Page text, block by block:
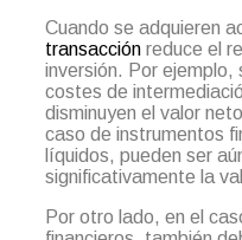
Cuando se adquieren
transacción reduce el
inversión. Por ejemplo,
costes de
disminuyen el valor
caso de instrumentos
líquidos, pueden ser
significativamente la
Por otro lado, en el